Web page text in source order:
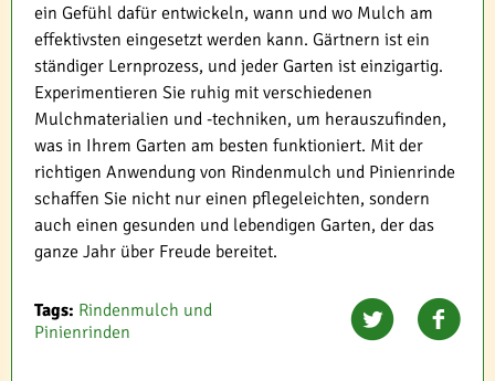
ein Gefühl dafür entwickeln, wann und wo Mulch am
effektivsten eingesetzt werden kann. Gärtnern ist ein
ständiger Lernprozess, und jeder Garten ist einzigartig.
Experimentieren Sie ruhig mit verschiedenen
Mulchmaterialien und -techniken, um herauszufinden,
was in Ihrem Garten am besten funktioniert. Mit der
richtigen Anwendung von Rindenmulch und Pinienrinde
schaffen Sie nicht nur einen pflegeleichten, sondern
auch einen gesunden und lebendigen Garten, der das
ganze Jahr über Freude bereitet.
Tags: Rindenmulch und
Pinienrinden